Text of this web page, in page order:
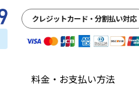
クレジットカード・分割払い対応
料金・お支払い方法